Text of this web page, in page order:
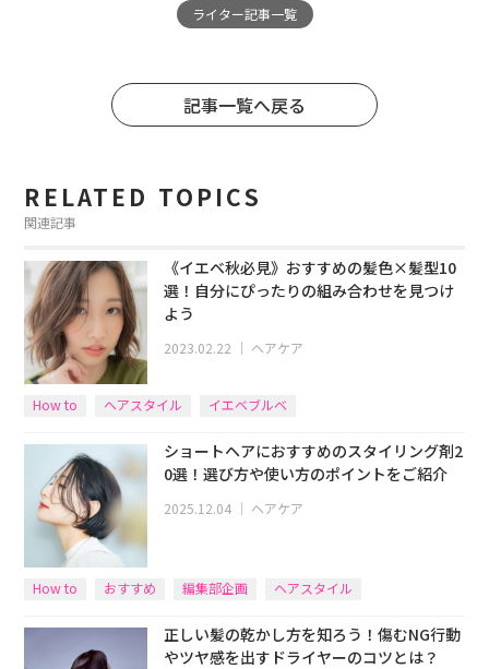
ライター記事一覧
記事一覧へ戻る
RELATED TOPICS
関連記事
《イエベ秋必見》おすすめの髪色×髪型10
選！自分にぴったりの組み合わせを見つけ
よう
2023.02.22 ｜ ヘアケア
How to ヘアスタイル イエベブルベ
ショートヘアにおすすめのスタイリング剤2
0選！選び方や使い方のポイントをご紹介
2025.12.04 ｜ ヘアケア
How to おすすめ 編集部企画
ヘアスタイル
正しい髪の乾かし方を知ろう！傷むNG行動
やツヤ感を出すドライヤーのコツとは？